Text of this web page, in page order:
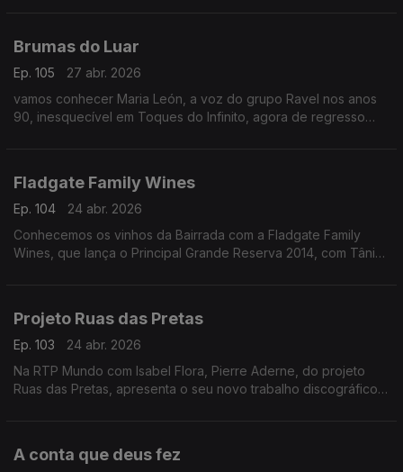
Brumas do Luar
Ep. 105
27 abr. 2026
vamos conhecer Maria León, a voz do grupo Ravel nos anos
90, inesquecível em Toques do Infinito, agora de regresso
Fladgate Family Wines
Ep. 104
24 abr. 2026
Conhecemos os vinhos da Bairrada com a Fladgate Family
Wines, que lança o Principal Grande Reserva 2014, com Tânia
Projeto Ruas das Pretas
Ep. 103
24 abr. 2026
Na RTP Mundo com Isabel Flora, Pierre Aderne, do projeto
Ruas das Pretas, apresenta o seu novo trabalho discográfico
A conta que deus fez